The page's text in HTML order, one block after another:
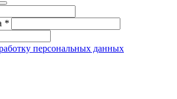
*
персональных данных